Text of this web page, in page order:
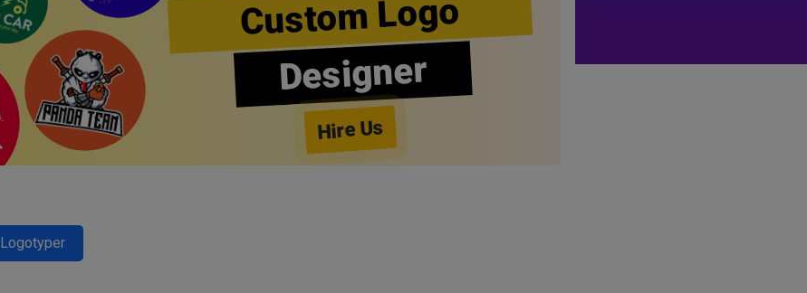
Custom Logo
Designer
Hire Us